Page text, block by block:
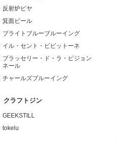
反射炉ビヤ
箕面ビール
ブライトブルーブルーイング
イル・セント・ビビットーネ
ブラッセリー・ド・ラ・ピジョン
ネール
チャールズブルーイング
クラフトジン
GEEKSTILL
tokelu